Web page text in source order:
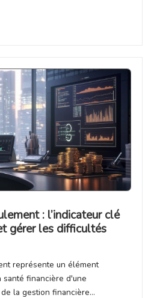
: l’indicateur clé
gérer les difficultés
représente un élément
financière d'une
la gestion financière…